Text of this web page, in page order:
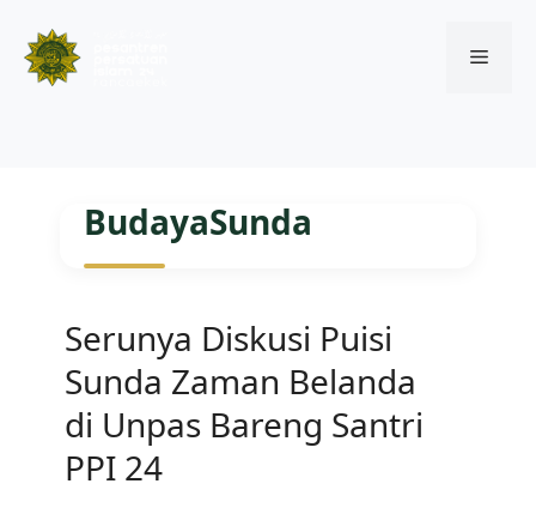
Menu
BudayaSunda
Serunya Diskusi Puisi
Sunda Zaman Belanda
di Unpas Bareng Santri
PPI 24